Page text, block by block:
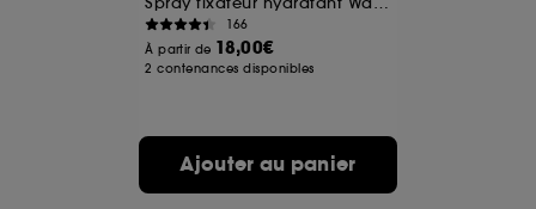
166
À partir de 18,00€
2 contenances disponibles
Ajouter au panier
A l'exception des cookies techniques, le dépôt et la
lecture de ces traceurs requiert votre accord. Vous
choix" ci-dessous ou décider de "tout accepter".
Sephora pourra associer les informations de
navigation collectées par ces Cookies, pour les